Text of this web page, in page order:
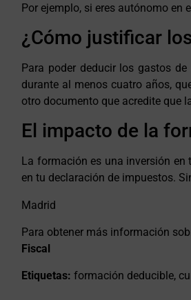
Por ejemplo, si eres autónomo en
¿Cómo justificar
Para poder deducir los gastos
durante al menos cuatro años,
otro documento que acredite que
El impacto de la
La formación es una inversión
en tu declaración de impuestos.
Madrid
Para obtener más información
Fiscal
Etiquetas: formación deducible,